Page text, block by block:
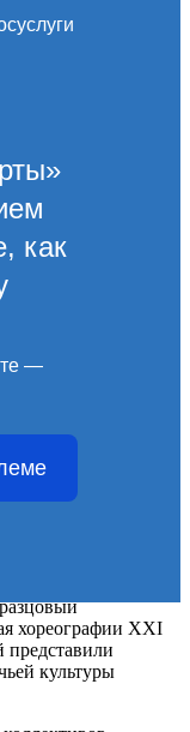
как
—
культур
культуры
станица» под
хореографии XXI
представили
культуры